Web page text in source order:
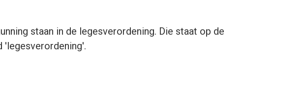
staan in de legesverordening. Die staat op de
'legesverordening'.